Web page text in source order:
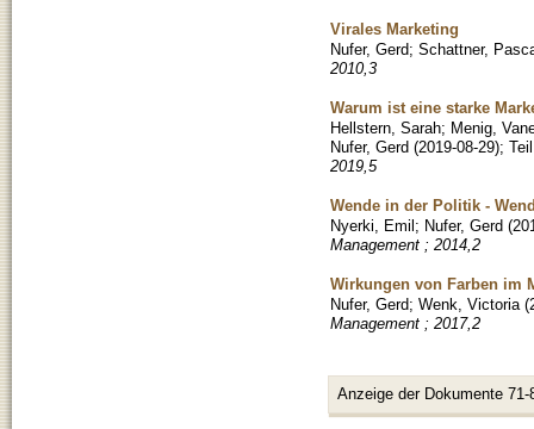
Virales Marketing
Nufer, Gerd; Schattner,
2010,3
Warum ist eine starke
Hellstern, Sarah; Menig,
Nufer, Gerd (2019-08-29);
2019,5
Wende in der Politik -
Nyerki, Emil; Nufer, Gerd (
Management ; 2014,2
Wirkungen von Farben im
Nufer, Gerd; Wenk, Victoria (
Management ; 2017,2
Anzeige der Dokumente 71-